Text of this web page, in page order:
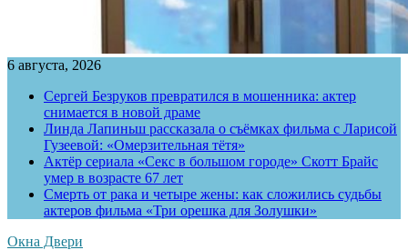
6 августа, 2026
Сергей Безруков превратился в мошенника: актер
снимается в новой драме
Линда Лапиньш рассказала о съёмках фильма с Ларисой
Гузеевой: «Омерзительная тётя»
Актёр сериала «Секс в большом городе» Скотт Брайс
умер в возрасте 67 лет
Смерть от рака и четыре жены: как сложились судьбы
актеров фильма «Три орешка для Золушки»
Окна Двери